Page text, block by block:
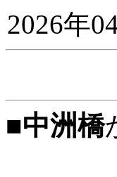
2026年
■中洲橋